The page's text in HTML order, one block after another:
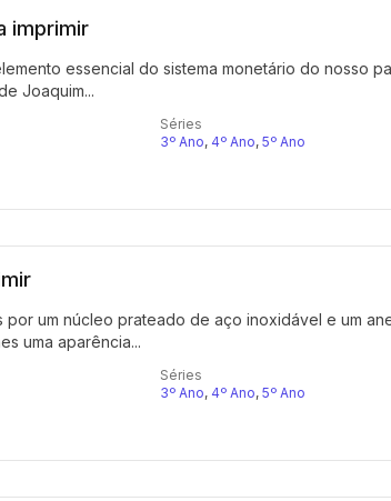
imprimir
essencial do sistema monetário do nosso
Joaquim...
Séries
3º Ano, 4º Ano, 5º Ano
por um núcleo prateado de aço inoxidável e um
uma aparência...
Séries
3º Ano, 4º Ano, 5º Ano